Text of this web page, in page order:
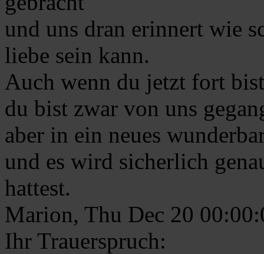
und uns dran erinnert wie
liebe sein kann.
Auch wenn du jetzt fort
du bist zwar von uns
aber in ein neues
und es wird sicherlich
hattest.
Marion, Thu Dec 20
Ihr Trauerspruch: